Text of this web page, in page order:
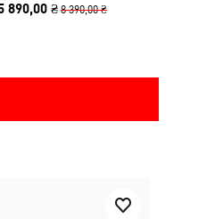
890,00 ₴ 8 390,00 ₴